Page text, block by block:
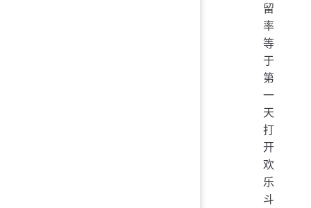
留
率
等
于
第
一
天
打
开
欢
乐
斗